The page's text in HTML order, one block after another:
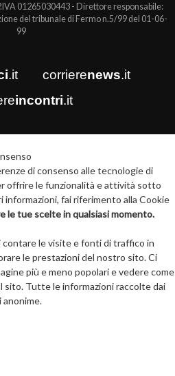
01265030443 - Direttore responsabile:
del tribunale di Fermo n.5/99 del 01-06-
99
.it corrierenews.it
incontri.it
di consenso alle tecnologie di
offrire le funzionalità e attività sotto
fai riferimento alla Cookie
le tue scelte in qualsiasi momento.
le visite e fonti di traffico in
le prestazioni del nostro sito. Ci
più e meno popolari e vedere come
sito. Tutte le informazioni raccolte dai
anonime.